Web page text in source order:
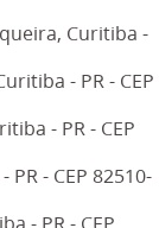
Curitiba -
- PR - CEP
- PR - CEP
- CEP 82510-